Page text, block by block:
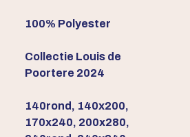
100% Polyester
Collectie Louis de
Poortere 2024
140rond, 140x200,
170x240, 200x280,